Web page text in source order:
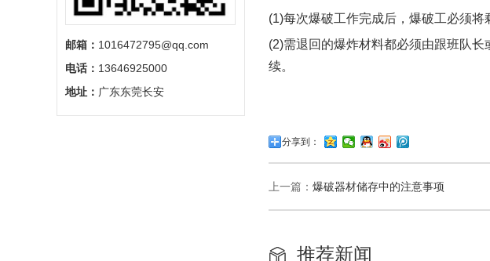
邮箱： 1016472795@qq.com
电话： 13646925000
地址： 广东东莞长安
(1)每次爆破工作完成后，爆破工必须将
(2)需退回的爆炸材料都必须由跟班队
续。
分享到：
上一篇： 爆破器材储存中的注意事项
推荐新闻